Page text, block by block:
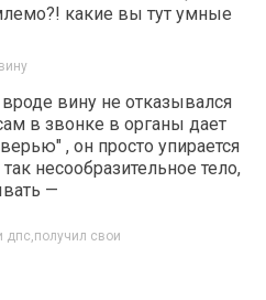
какие вы тут умные
вину не отказывался
в звонке в органы дает
, он просто упирается
несообразительное тело,
—
дпс,получил свои